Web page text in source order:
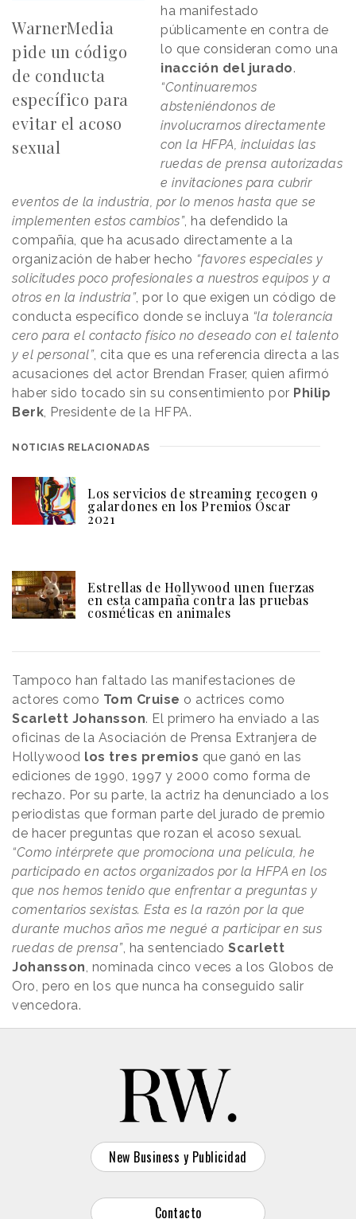
WarnerMedia
pide un código
de conducta
específico para
evitar el acoso
sexual
ha manifestado
públicamente en contra de
lo que consideran como una
inacción del jurado.
“Continuaremos
absteniéndonos de
involucrarnos directamente
con la HFPA, incluidas las
ruedas de prensa autorizadas
e invitaciones para cubrir
eventos de la industria, por lo menos hasta que se
implementen estos cambios”, ha defendido la
compañía, que ha acusado directamente a la
organización de haber hecho “favores especiales y
solicitudes poco profesionales a nuestros equipos y a
otros en la industria”, por lo que exigen un código de
conducta específico donde se incluya “la tolerancia
cero para el contacto físico no deseado con el talento
y el personal”, cita que es una referencia directa a las
acusaciones del actor Brendan Fraser, quien afirmó
haber sido tocado sin su consentimiento por Philip
Berk , Presidente de la HFPA.
NOTICIAS RELACIONADAS
Los servicios de streaming recogen 9
galardones en los Premios Óscar
2021
Estrellas de Hollywood unen fuerzas
en esta campaña contra las pruebas
cosméticas en animales
Tampoco han faltado las manifestaciones de
actores como Tom Cruise o actrices como
Scarlett Johansson. El primero ha enviado a las
oficinas de la Asociación de Prensa Extranjera de
Hollywood los tres premios que ganó en las
ediciones de 1990, 1997 y 2000 como forma de
rechazo. Por su parte, la actriz ha denunciado a los
periodistas que forman parte del jurado de premio
de hacer preguntas que rozan el acoso sexual.
“Como intérprete que promociona una película, he
participado en actos organizados por la HFPA en los
que nos hemos tenido que enfrentar a preguntas y
comentarios sexistas. Esta es la razón por la que
durante muchos años me negué a participar en sus
ruedas de prensa”, ha sentenciado Scarlett
Johansson , nominada cinco veces a los Globos de
Oro, pero en los que nunca ha conseguido salir
vencedora.
New Business y Publicidad
Contacto